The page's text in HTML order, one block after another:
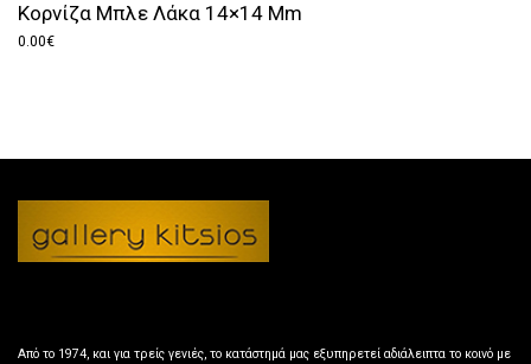
Κορνίζα Μπλε Λάκα 14×14 Mm
0.00€
Από το 1974, και για τρείς γενιές, το κατάστημά μας εξυπηρετεί αδιάλειπτα το κοινό με